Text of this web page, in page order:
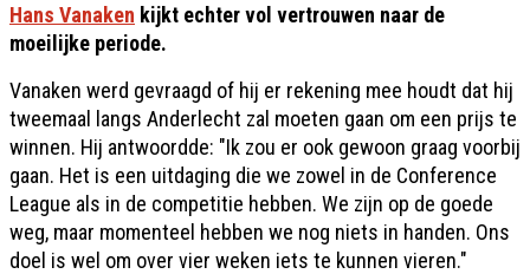
Hans Vanaken kijkt echter vol vertrouwen naar de
moeilijke periode.
Vanaken werd gevraagd of hij er rekening mee houdt dat hij
tweemaal langs Anderlecht zal moeten gaan om een prijs te
winnen. Hij antwoordde: "Ik zou er ook gewoon graag voorbij
gaan. Het is een uitdaging die we zowel in de Conference
League als in de competitie hebben. We zijn op de goede
weg, maar momenteel hebben we nog niets in handen. Ons
doel is wel om over vier weken iets te kunnen vieren."